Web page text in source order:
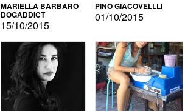
MARIELLA BARBARO
DOGADDICT
15/10/2015
PINO GIACOVELLLI
01/10/2015